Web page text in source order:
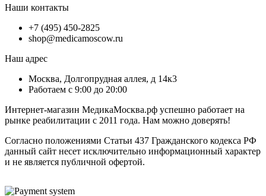
Наши контакты
+7 (495) 450-2825
shop@medicamoscow.ru
Наш адрес
Москва, Долгопрудная аллея, д 14к3
Работаем с 9:00 до 20:00
Интернет-магазин МедикаМосква.рф успешно работает на
рынке реабилитации с 2011 года. Нам можно доверять!
Согласно положениями Статьи 437 Гражданского кодекса РФ
данный сайт несет исключительно информационный характер
и не является публичной офертой.